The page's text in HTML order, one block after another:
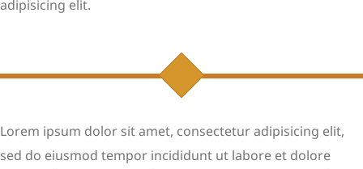
adipisicing elit.
Lorem ipsum dolor sit amet, consectetur adipisicing elit,
sed do eiusmod tempor incididunt ut labore et dolore